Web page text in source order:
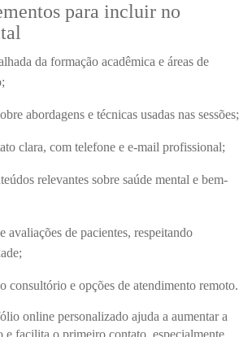
para incluir no
da formação acadêmica e áreas de
abordagens e técnicas usadas nas sessões;
clara, com telefone e e-mail profissional;
relevantes sobre saúde mental e bem-
avaliações de pacientes, respeitando
consultório e opções de atendimento remoto.
online personalizado ajuda a aumentar a